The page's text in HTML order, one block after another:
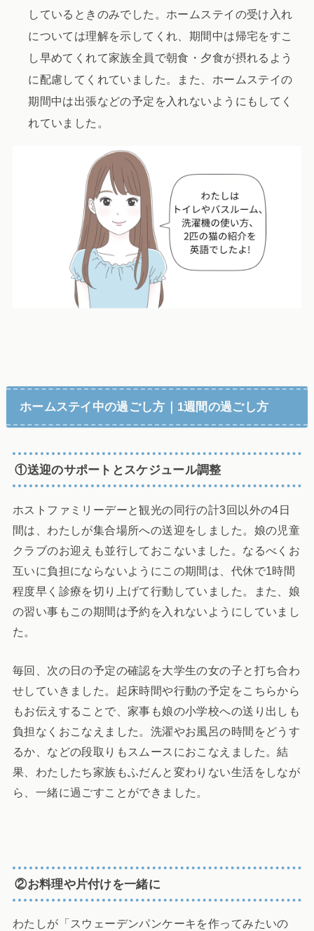
しているときのみでした。ホームステイの受け入れ
については理解を示してくれ、期間中は帰宅をすこ
し早めてくれて家族全員で朝食・夕食が摂れるよう
に配慮してくれていました。また、ホームステイの
期間中は出張などの予定を入れないようにもしてく
れていました。
ホームステイ中の過ごし方｜1週間の過ごし方
①送迎のサポートとスケジュール調整
ホストファミリーデーと観光の同行の計3回以外の4日
間は、わたしが集合場所への送迎をしました。娘の児童
クラブのお迎えも並行しておこないました。なるべくお
互いに負担にならないようにこの期間は、代休で1時間
程度早く診療を切り上げて行動していました。また、娘
の習い事もこの期間は予約を入れないようにしていまし
た。
毎回、次の日の予定の確認を大学生の女の子と打ち合わ
せしていきました。起床時間や行動の予定をこちらから
もお伝えすることで、家事も娘の小学校への送り出しも
負担なくおこなえました。洗濯やお風呂の時間をどうす
るか、などの段取りもスムースにおこなえました。結
果、わたしたち家族もふだんと変わりない生活をしなが
ら、一緒に過ごすことができました。
②お料理や片付けを一緒に
わたしが「スウェーデンパンケーキを作ってみたいの